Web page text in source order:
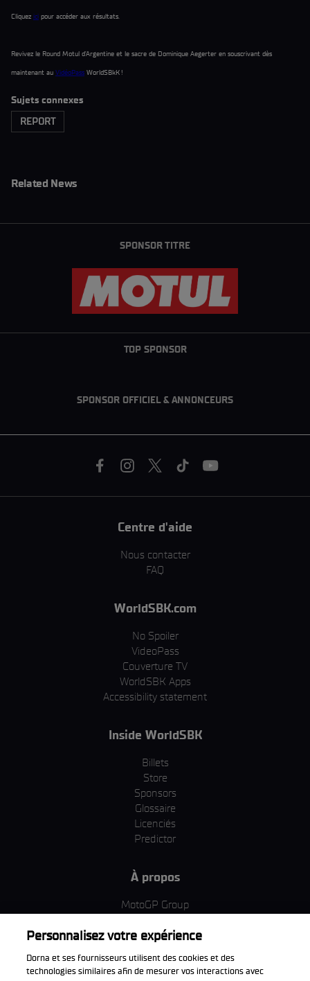
Cliquez ici pour accéder aux résultats.
Revivez le Round Motul d’Argentine et le sacre de Dominique Aegerter en souscrivant dès
maintenant au VidéoPass WorldSBkK !
Sujets connexes
REPORT
Related News
SPONSOR TITRE
TOP SPONSOR
SPONSOR OFFICIEL & ANNONCEURS
Centre d'aide
Nous contacter
FAQ
WorldSBK.com
No Spoiler
VideoPass
Couverture TV
WorldSBK Apps
Accessibility statement
Inside WorldSBK
Billets
Store
Sponsors
Glossaire
Licenciés
Predictor
À propos
MotoGP Group
Termes et conditions d'utilisation
Politique de confidentialité
Personnalisez votre expérience
Dorna et ses fournisseurs utilisent des cookies et des
technologies similaires afin de mesurer vos interactions avec